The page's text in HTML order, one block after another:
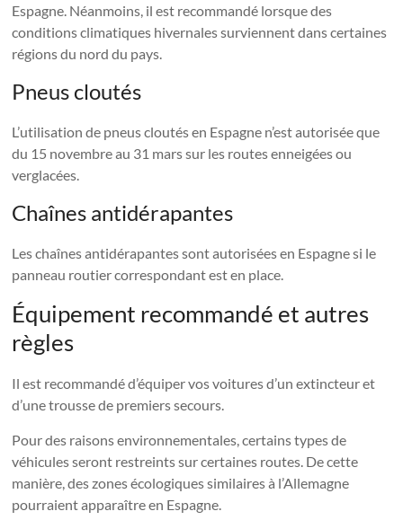
Espagne. Néanmoins, il est recommandé lorsque des
conditions climatiques hivernales surviennent dans certaines
régions du nord du pays.
Pneus cloutés
L’utilisation de pneus cloutés en Espagne n’est autorisée que
du 15 novembre au 31 mars sur les routes enneigées ou
verglacées.
Chaînes antidérapantes
Les chaînes antidérapantes sont autorisées en Espagne si le
panneau routier correspondant est en place.
Équipement recommandé et autres
règles
Il est recommandé d’équiper vos voitures d’un extincteur et
d’une trousse de premiers secours.
Pour des raisons environnementales, certains types de
véhicules seront restreints sur certaines routes. De cette
manière, des zones écologiques similaires à l’Allemagne
pourraient apparaître en Espagne.